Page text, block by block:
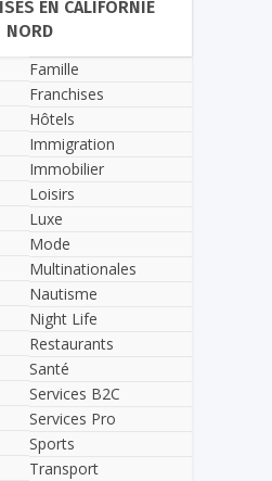
EN CALIFORNIE
NORD
Famille
Franchises
Hôtels
Immigration
Immobilier
Loisirs
Luxe
Mode
Multinationales
Nautisme
Night Life
Restaurants
Santé
Services B2C
Services Pro
Sports
Transport